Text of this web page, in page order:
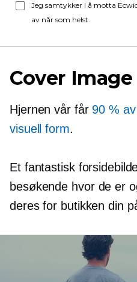
Jeg samtykker i å motta
av når som helst.
Cover Image
Hjernen vår får 90 %
visuell form.
Et fantastisk
besøkende hvor de er
deres for butikken din